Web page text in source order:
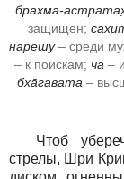
брахма-
защищен;
нарешу– среди
– к поискам; ча –
бха̄гавата –
Чтоб
стрелы, Шри